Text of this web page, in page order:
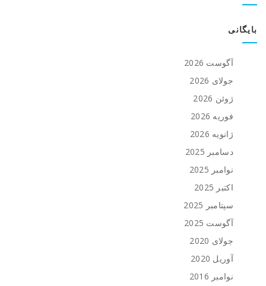
بایگانی
آگوست 2026
جولای 2026
ژوئن 2026
فوریه 2026
ژانویه 2026
دسامبر 2025
نوامبر 2025
اکتبر 2025
سپتامبر 2025
آگوست 2025
جولای 2020
آوریل 2020
نوامبر 2016